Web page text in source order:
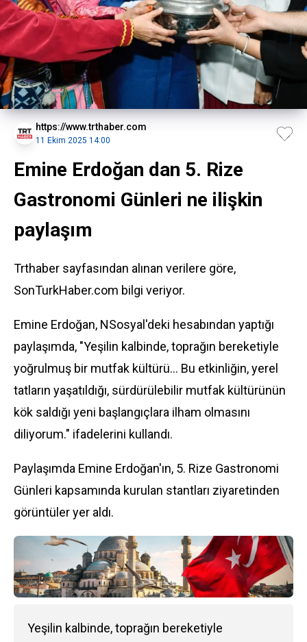
https://www.trthaber.com
11 Ekim 2025 14:00
Emine Erdoğan dan 5. Rize
Gastronomi Günleri ne ilişkin
paylaşım
Trthaber sayfasından alınan verilere göre,
SonTurkHaber.com bilgi veriyor.
Emine Erdoğan, NSosyal'deki hesabından yaptığı
paylaşımda, "Yeşilin kalbinde, toprağın bereketiyle
yoğrulmuş bir mutfak kültürü... Bu etkinliğin, yerel
tatların yaşatıldığı, sürdürülebilir mutfak kültürünün
kök saldığı yeni başlangıçlara ilham olmasını
diliyorum." ifadelerini kullandı.
Paylaşımda Emine Erdoğan'ın, 5. Rize Gastronomi
Günleri kapsamında kurulan stantları ziyaretinden
görüntüler yer aldı.
Yeşilin kalbinde, toprağın bereketiyle